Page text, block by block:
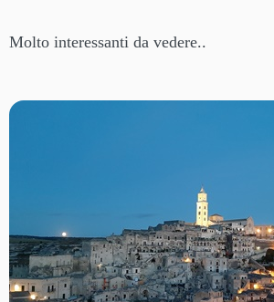
Molto interessanti da vedere..